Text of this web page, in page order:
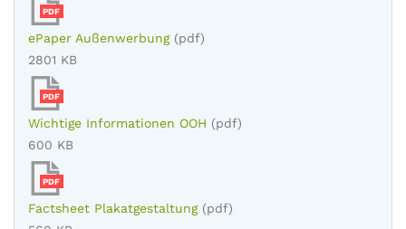
PDF
ePaper Außenwerbung (pdf)
2801 KB
PDF
Wichtige Informationen OOH (pdf)
600 KB
PDF
Factsheet Plakatgestaltung (pdf)